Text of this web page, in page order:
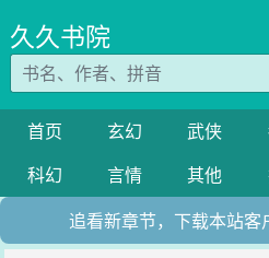
久久书院
首页 玄幻 武侠
科幻
言情 其他
追看新章节，下载本站客